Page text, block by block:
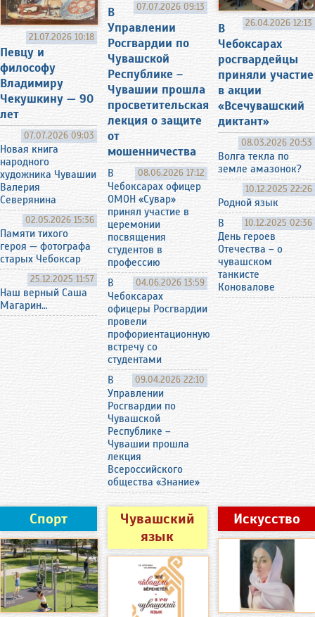
21.07.2026 10:18
Певцу и
философу
Владимиру
Чекушкину — 90
лет
07.07.2026 09:03
Новая книга
народного
художника Чувашии
Валерия
Северянина
02.05.2026 15:36
Памяти тихого
героя — фотографа
старых Чебоксар
25.12.2025 11:57
Наш верный Саша
Магарин…
07.07.2026 09:13
В
Управлении
Росгвардии по
Чувашской
Республике –
Чувашии прошла
просветительская
лекция о защите
от
мошенничества
08.06.2026 17:12
В
Чебоксарах офицер
ОМОН «Сувар»
принял участие в
церемонии
посвящения
студентов в
профессию
04.06.2026 13:59
В
Чебоксарах
офицеры Росгвардии
провели
профориентационную
встречу со
студентами
09.04.2026 22:10
В
Управлении
Росгвардии по
Чувашской
Республике –
Чувашии прошла
лекция
Всероссийского
общества «Знание»
26.04.2026 12:13
В
Чебоксарах
росгвардейцы
приняли участие
в акции
«Всечувашский
диктант»
08.03.2026 20:53
Волга текла по
земле амазонок?
10.12.2025 22:26
Родной язык
10.12.2025 02:36
В
День героев
Отечества – о
чувашском
танкисте
Коновалове
Спорт
Чувашский
язык
Искусство